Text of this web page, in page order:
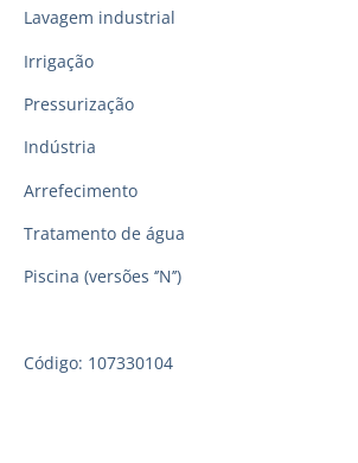
Lavagem industrial
Irrigação
Pressurização
Indústria
Arrefecimento
Tratamento de água
Piscina (versões ‘’N’’)
Código: 107330104